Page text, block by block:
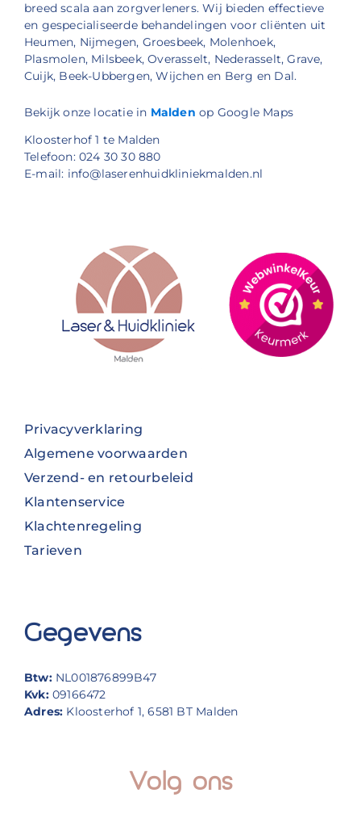
breed scala aan zorgverleners. Wij bieden effectieve
en gespecialiseerde behandelingen voor cliënten uit
Heumen, Nijmegen, Groesbeek, Molenhoek,
Plasmolen, Milsbeek, Overasselt, Nederasselt, Grave,
Cuijk, Beek-Ubbergen, Wijchen en Berg en Dal.
Bekijk onze locatie in Malden op Google Maps
Kloosterhof 1 te Malden
Telefoon: 024 30 30 880
E-mail: info@laserenhuidkliniekmalden.nl
Privacyverklaring
Algemene voorwaarden
Verzend- en retourbeleid
Klantenservice
Klachtenregeling
Tarieven
Gegevens
Btw: NL001876899B47
Kvk:09166472
Adres: Kloosterhof 1, 6581 BT Malden
Volg ons